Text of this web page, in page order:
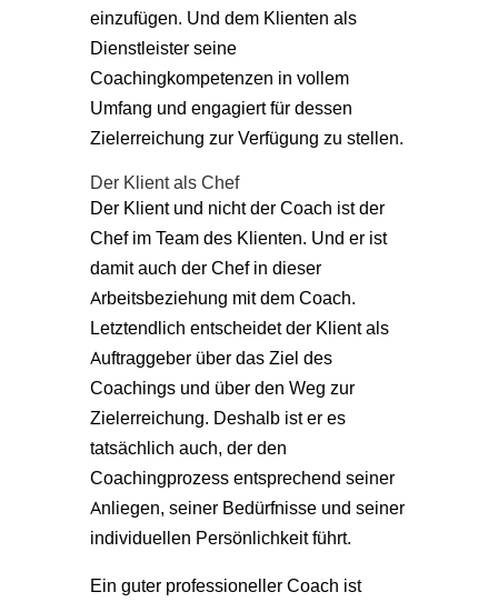
einzufügen. Und dem Klienten als
Dienstleister seine
Coachingkompetenzen in vollem
Umfang und engagiert für dessen
Zielerreichung zur Verfügung zu stellen.
Der Klient als Chef
Der Klient und nicht der Coach ist der
Chef im Team des Klienten. Und er ist
damit auch der Chef in dieser
Arbeitsbeziehung mit dem Coach.
Letztendlich entscheidet der Klient als
Auftraggeber über das Ziel des
Coachings und über den Weg zur
Zielerreichung. Deshalb ist er es
tatsächlich auch, der den
Coachingprozess entsprechend seiner
Anliegen, seiner Bedürfnisse und seiner
individuellen Persönlichkeit führt.
Ein guter professioneller Coach ist